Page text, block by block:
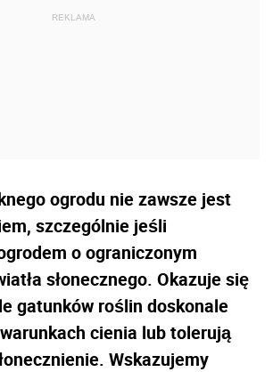
ogrodu nie zawsze jest
szczególnie jeśli
o ograniczonym
słonecznego. Okazuje się
gatunków roślin doskonale
cienia lub tolerują
Wskazujemy